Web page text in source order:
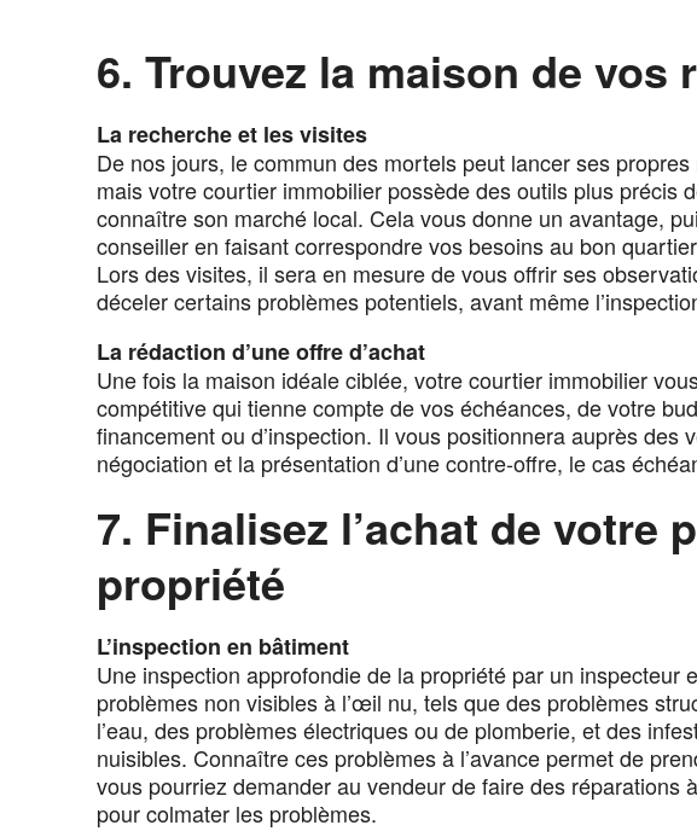
6. Trouvez la maison de vos
La recherche et les visites
De nos jours, le commun des mortels peut lancer ses
mais votre courtier immobilier possède des outils plus précis
connaître son marché local. Cela vous donne un avantage,
conseiller en faisant correspondre vos besoins au bon
Lors des visites, il sera en mesure de vous offrir ses
déceler certains problèmes potentiels, avant même
La rédaction d’une offre d’achat
Une fois la maison idéale ciblée, votre courtier immobilier
compétitive qui tienne compte de vos échéances, de votre
financement ou d’inspection. Il vous positionnera auprès des
négociation et la présentation d’une contre-offre, le cas
7. Finalisez l’achat de votre
propriété
L’inspection en bâtiment
Une inspection approfondie de la propriété par un inspecteur
problèmes non visibles à l’œil nu, tels que des problèmes
l’eau, des problèmes électriques ou de plomberie, et des
nuisibles. Connaître ces problèmes à l’avance permet de
vous pourriez demander au vendeur de faire des réparations
pour colmater les problèmes.